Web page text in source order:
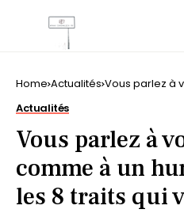
Home Actualités Vous parlez à
Actualités
Vous parlez à
comme à un
les 8 traits qui